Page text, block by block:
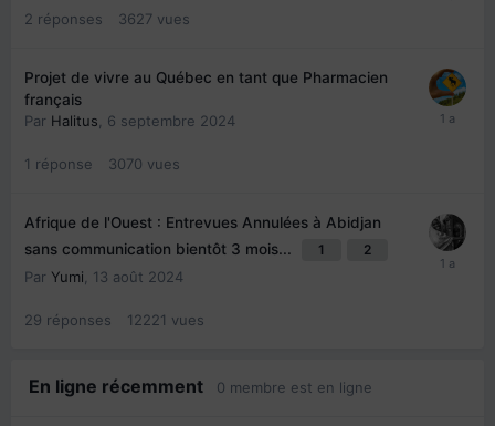
2 réponses 3627 vues
Projet de vivre au Québec en tant que Pharmacien
français
Par Halitus 6 septembre 2024
1 réponse 3070 vues
Afrique de l'Ouest : Entrevues Annulées à Abidjan
sans communication bientôt 3 mois...
1 2
Par Yumi 13 août 2024
29 réponses 12221 vues
En ligne récemment 0 membre est en ligne